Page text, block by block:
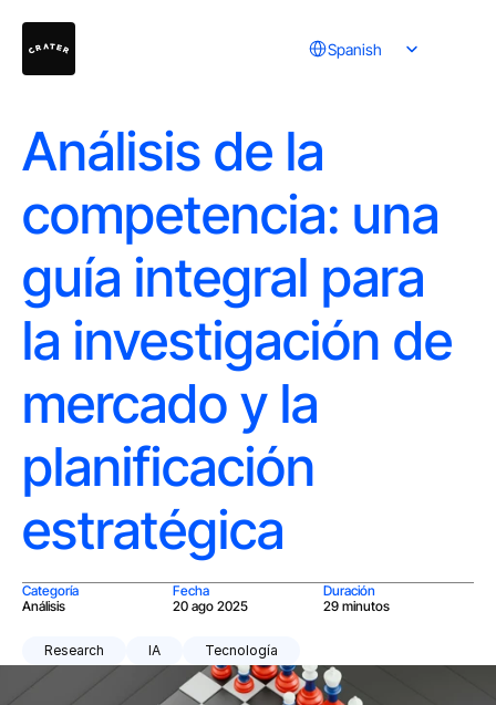
Spanish
Análisis de la
competencia: una
guía integral para
la investigación de
mercado y la
planificación
estratégica
Categoría
Análisis
Fecha
20 ago 2025
Duración
29 minutos
Research IA Tecnología